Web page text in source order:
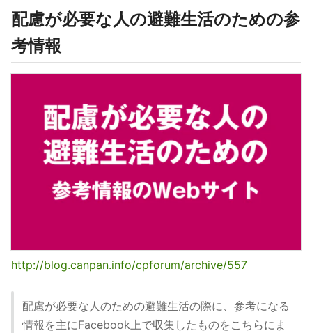
配慮が必要な人の避難生活のための参
考情報
http://blog.canpan.info/cpforum/archive/557
配慮が必要な人のための避難生活の際に、参考になる
情報を主にFacebook上で収集したものをこちらにま